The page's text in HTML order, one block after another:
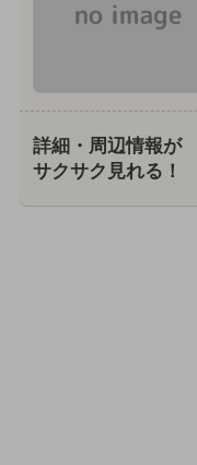
詳細・周辺情報が
サクサク見れる！